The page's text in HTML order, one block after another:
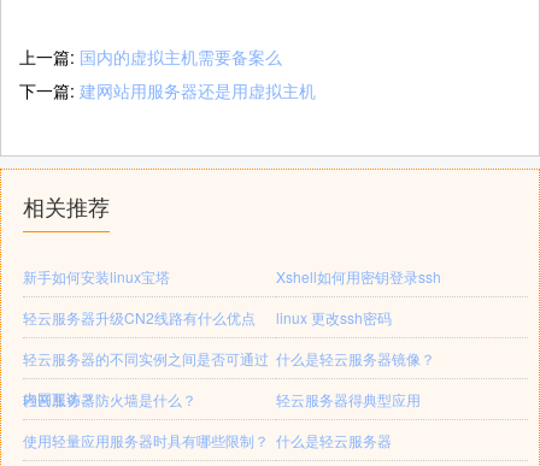
上一篇: 国内的虚拟主机需要备案么
下一篇: 建网站用服务器还是用虚拟主机
相关推荐
新手如何安装linux宝塔
Xshell如何用密钥登录ssh
轻云服务器升级CN2线路有什么优点
linux 更改ssh密码
轻云服务器的不同实例之间是否可通过
内网互访？
什么是轻云服务器镜像？
轻云服务器防火墙是什么？
轻云服务器得典型应用
使用轻量应用服务器时具有哪些限制？ 什么是轻云服务器